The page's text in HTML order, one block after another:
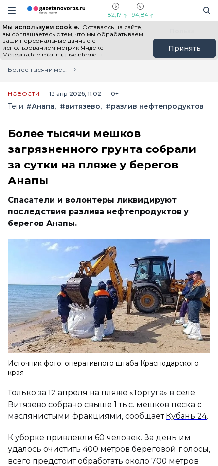
Информационный портал "ГазетаНоворос.ру"
Навигация сайта
82,17 94,84
Мы используем cookie. Оставаясь на сайте,
вы соглашаетесь с тем, что мы обрабатываем
ваши персональные данные с
использованием метрик Яндекс
Метрика,top.mail.ru, LiveInternet.
Принять
Все новости Новости России
Главная
Лента новостей
Более тысячи мешков загрязненного грунта собрали за сутки на пляже у берегов Анапы
НОВОСТИ 13 апр 2026, 11:02 0+
Теги: #Анапа #витязево #разлив нефтепродуктов
Более тысячи мешков
загрязненного грунта собрали
за сутки на пляже у берегов
Анапы
Спасатели и волонтеры ликвидируют
последствия разлива нефтепродуктов у
берегов Анапы.
Источник фото: оперативного штаба Краснодарского
края
Только за 12 апреля на пляже «Тортуга» в селе
Витязево собрано свыше 1 тыс. мешков песка с
маслянистыми фракциями, сообщает Кубань 24.
К уборке привлекли 60 человек. За день им
удалось очистить 400 метров береговой полосы,
всего предстоит обработать около 700 метров